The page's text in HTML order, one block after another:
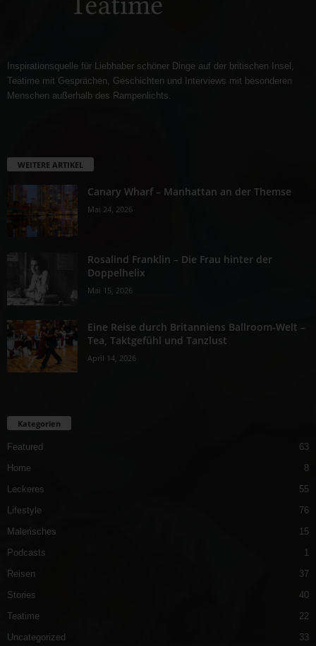
Inspirationsquelle für Liebhaber schöner Dinge auf der britischen Insel,
Teatime mit Gesprächen, Geschichten und Interviews mit besonderen
Menschen außerhalb des Rampenlichts.
WEITERE ARTIKEL
Canary Wharf – Manhattan an der Themse
Mai 24, 2026
Rosalind Franklin – Die Frau hinter der
Doppelhelix
Mai 15, 2026
Eine Reise durch Britanniens Ballroom-Welt –
Tea, Taktgefühl und Tanzlust
April 14, 2026
Kategorien
Featured
63
Home
8
Leckeres
55
Lifestyle
76
Malerisches
15
Podcasts
1
Reisen
37
Stories
40
Teatime
22
Uncategorized
33